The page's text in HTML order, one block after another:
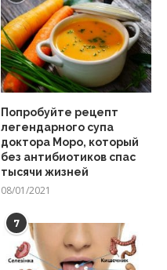
Попробуйте рецепт
легендарного супа
доктора Моро, который
без антибиотиков спас
тысячи жизней
08/01/2021
7